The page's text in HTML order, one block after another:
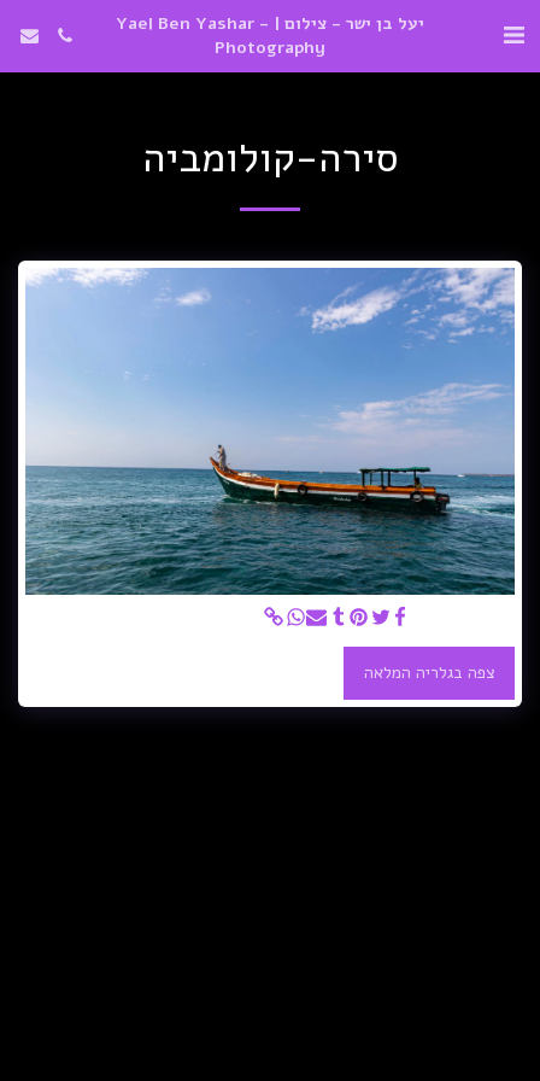
יעל בן ישר - צילום | Yael Ben Yashar -
Photography
סירה-קולומביה
צפה בגלריה המלאה